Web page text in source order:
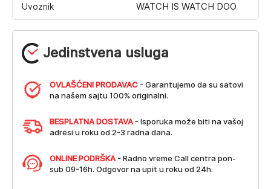
Jedinstvena usluga
OVLAŠĆENI PRODAVAC - Garantujemo da su satovi
na našem sajtu 100% originalni.
BESPLATNA DOSTAVA - Isporuka može biti na vašoj
adresi u roku od 2-3 radna dana.
ONLINE PODRŠKA - Radno vreme Call centra pon-
sub 09-16h. Odgovor na upit u roku od 24h.
Uvoznik WATCH IS WATCH DOO